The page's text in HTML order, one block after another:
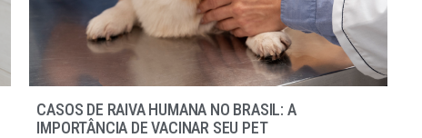
CASOS DE RAIVA HUMANA NO BRASIL: A
IMPORTÂNCIA DE VACINAR SEU PET